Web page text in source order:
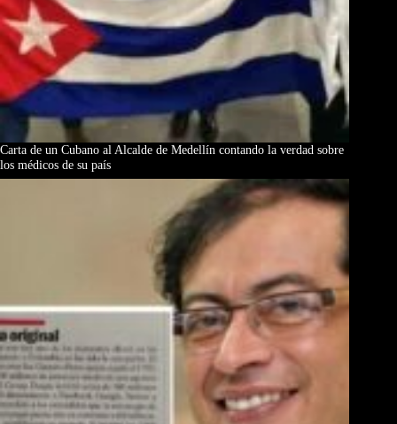
Carta de un Cubano al Alcalde de Medellín contando la verdad sobre
los médicos de su país